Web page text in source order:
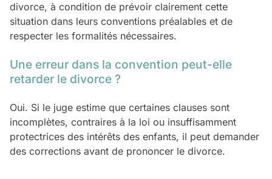
divorce, à condition de prévoir clairement cette
situation dans leurs conventions préalables et de
respecter les formalités nécessaires.
Une erreur dans la convention peut-elle
retarder le divorce ?
Oui. Si le juge estime que certaines clauses sont
incomplètes, contraires à la loi ou insuffisamment
protectrices des intérêts des enfants, il peut demander
des corrections avant de prononcer le divorce.